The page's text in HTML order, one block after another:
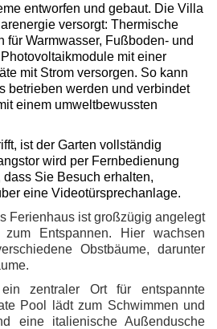
entworfen und gebaut. Die Villa
versorgt: Thermische
für Warmwasser, Fußboden- und
mit einer
mit Strom versorgen. So kann
betrieben werden und verbindet
einem umweltbewussten
ist der Garten vollständig
wird per Fernbedienung
Sie Besuch erhalten,
eine Videotürsprechanlage.
Ferienhaus ist großzügig angelegt
Entspannen. Hier wachsen
Obstbäume, darunter
zentraler Ort für entspannte
Pool lädt zum Schwimmen und
eine italienische Außendusche